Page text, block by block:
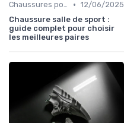
Chaussures pour le Gym et le Fitness • 12/06/2025
Chaussure salle de sport :
guide complet pour choisir
les meilleures paires